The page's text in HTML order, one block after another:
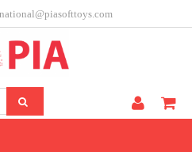
Klantenfeedback
BE/NL